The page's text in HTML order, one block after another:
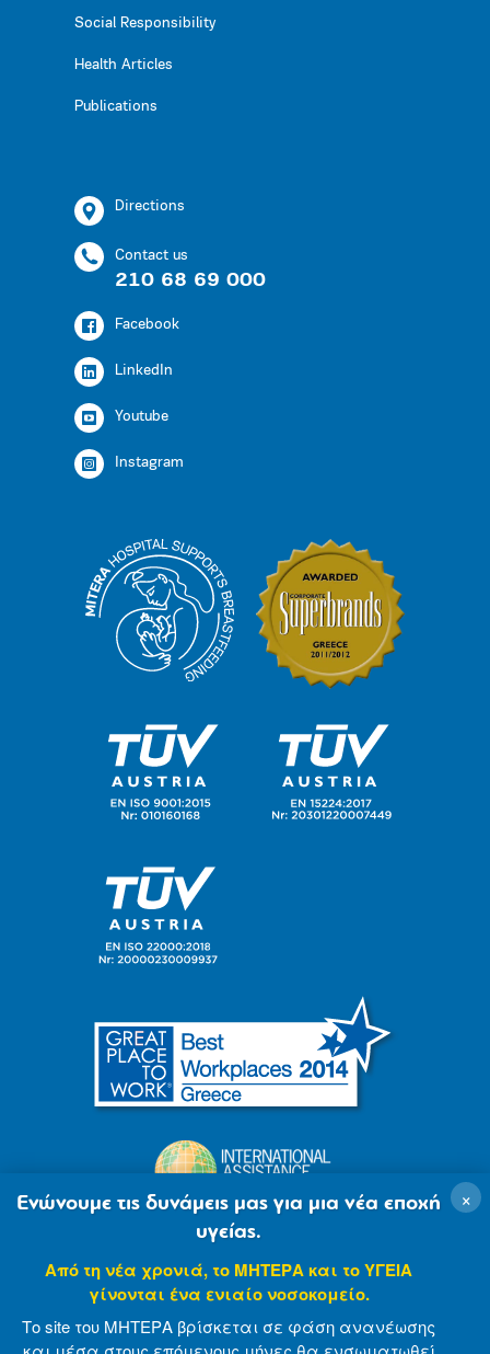
Social Responsibility
Health Articles
Publications
Directions
Contact us
210 68 69 000
Facebook
LinkedIn
Youtube
Instagram
×
Ενώνουμε τις δυνάμεις μας για μια νέα εποχή
υγείας.
Από τη νέα χρονιά, το ΜΗΤΕΡΑ και το ΥΓΕΙΑ
γίνονται ένα ενιαίο νοσοκομείο.
Το site του ΜΗΤΕΡΑ βρίσκεται σε φάση ανανέωσης